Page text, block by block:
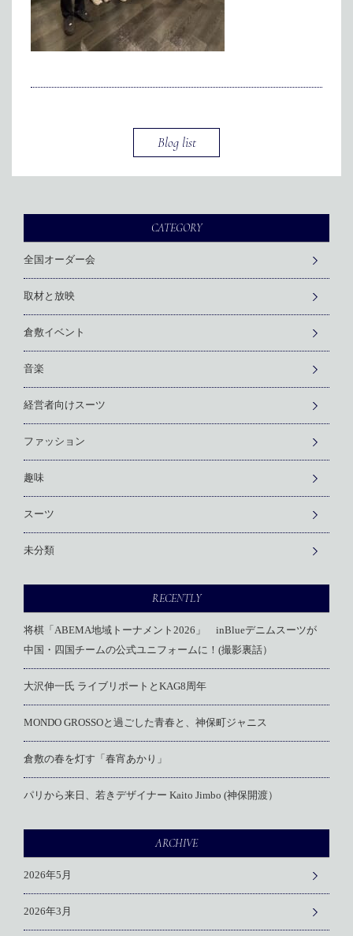
Blog list
CATEGORY
全国オーダー会
取材と放映
倉敷イベント
音楽
経営者向けスーツ
ファッション
趣味
スーツ
未分類
RECENTLY
将棋「ABEMA地域トーナメント2026」 inBlueデニムスーツが
中国・四国チームの公式ユニフォームに！(撮影裏話）
大沢伸一氏 ライブリポートとKAG8周年
MONDO GROSSOと過ごした青春と、神保町ジャニス
倉敷の春を灯す「春宵あかり」
パリから来日、若きデザイナー Kaito Jimbo (神保開渡）
ARCHIVE
2026年5月
2026年3月